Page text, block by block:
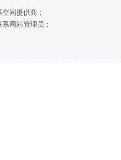
间提供商；
网站管理员；